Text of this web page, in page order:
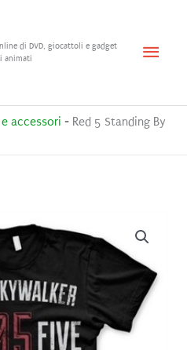
di DVD, giocattoli e gadget
animati
Menu
accessori - Red 5 Standing By